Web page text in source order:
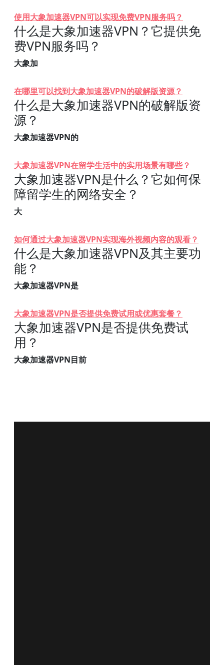
使用大象加速器VPN可以实现免费VPN服务吗？
什么是大象加速器VPN？它提供免
费VPN服务吗？
大象加
在哪里可以找到大象加速器VPN的破解版资源？
什么是大象加速器VPN的破解版资
源？
大象加速器VPN的
大象加速器VPN在留学生活中的实用场景有哪些？
大象加速器VPN是什么？它如何保
障留学生的网络安全？
大
如何通过大象加速器VPN实现海外视频内容的观看？
什么是大象加速器VPN及其主要功
能？
大象加速器VPN是
大象加速器VPN是否提供免费试用或优惠套餐？
大象加速器VPN是否提供免费试
用？
大象加速器VPN目前